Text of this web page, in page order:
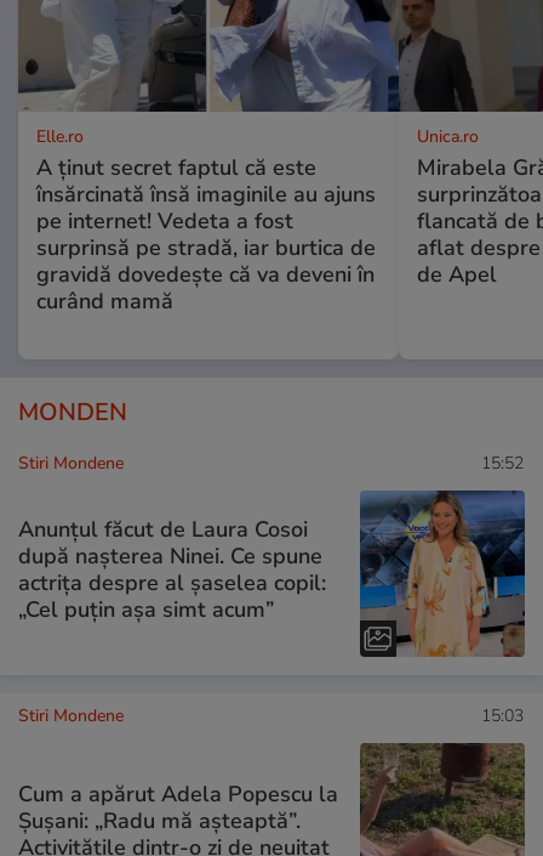
Elle.ro
A ținut secret faptul că este
însărcinată însă imaginile au ajuns
pe internet! Vedeta a fost
surprinsă pe stradă, iar burtica de
gravidă dovedește că va deveni în
curând mamă
Unica.ro
Mirabela
flancată de
aflat
de Apel
MONDEN
Stiri Mondene 15:52
Anunțul făcut de Laura Cosoi
după nașterea Ninei. Ce spune
actrița despre al șaselea copil:
„Cel puțin așa simt acum”
Stiri Mondene 15:03
Cum a apărut Adela Popescu la
Șușani: „Radu mă așteaptă”.
Activitățile dintr-o zi de neuitat